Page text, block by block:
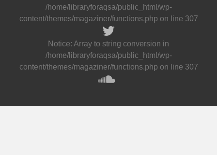
/home/libraryforaqsa/public_html/wp-
content/themes/magaziner/functions.php on line 307
Notice: Array to string conversion in
/home/libraryforaqsa/public_html/wp-
content/themes/magaziner/functions.php on line 307